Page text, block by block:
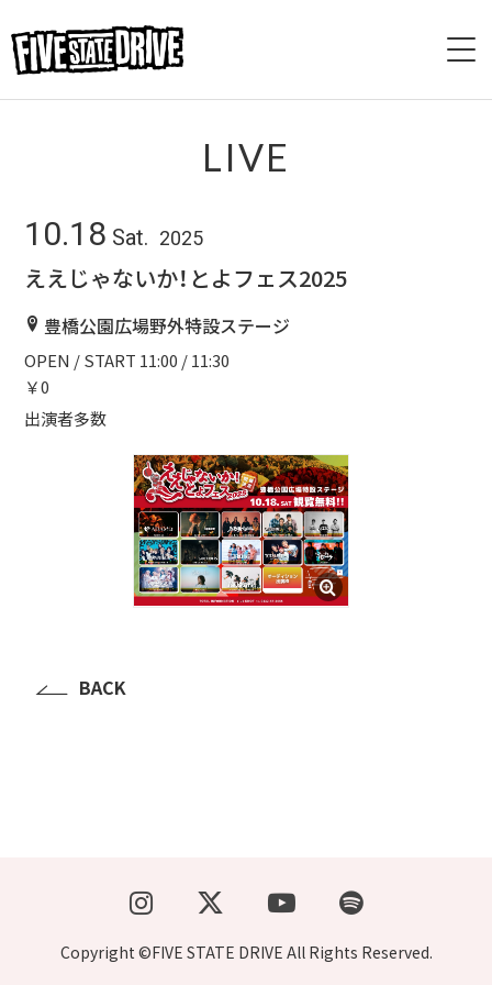
DISCOGRAPHY
CONTACT
LIVE
10.18 Sat. 2025
ええじゃないか！とよフェス2025
豊橋公園広場野外特設ステージ
OPEN / START 11:00 / 11:30
￥0
出演者多数
BACK
Copyright ©FIVE STATE DRIVE All Rights Reserved.